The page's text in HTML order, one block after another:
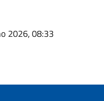
2026, 08:33